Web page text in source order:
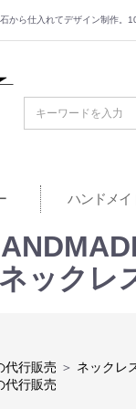
から仕入れてデザイン制作。
式サ
ハンドメイ
ックレ
代行販売 ＞ ネックレ
代行販売